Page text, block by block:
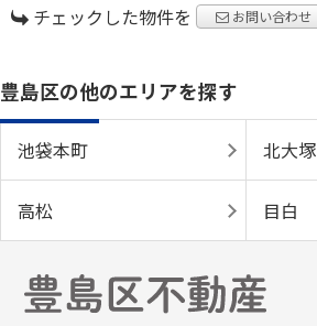
チェックした物件を お問い合わせ
豊島区の他のエリアを探す
池袋本町 北大塚
高松 目白